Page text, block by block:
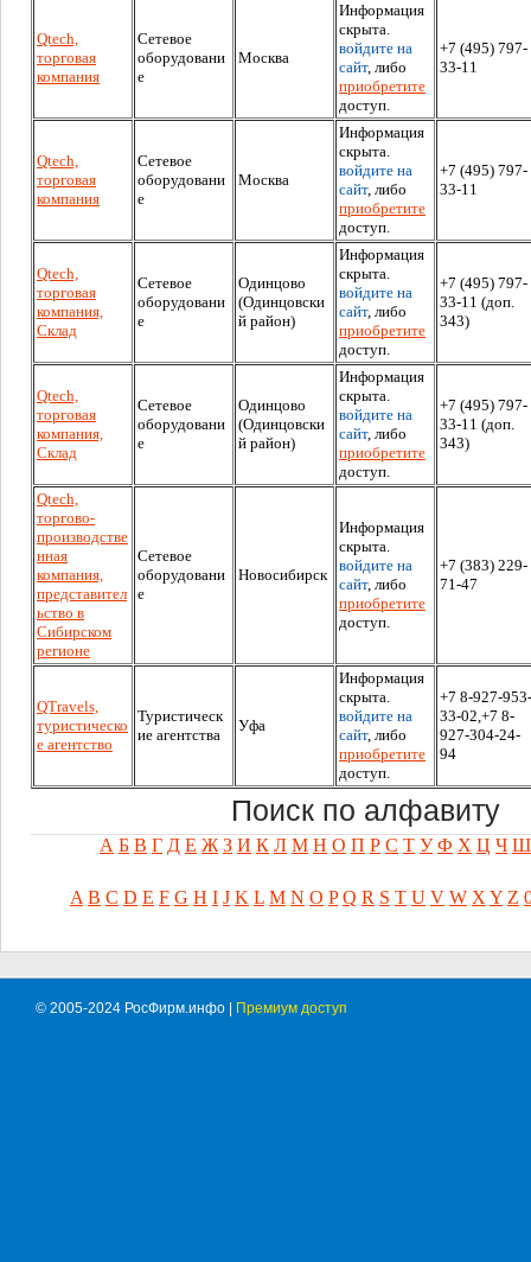
Qtech,
торговая
компания
Сетевое
оборудовани
е
Москва
Информация
скрыта.
войдите на
сайт, либо
приобретите
доступ.
+7 (495) 797-
33-11
Qtech,
торговая
компания
Сетевое
оборудовани
е
Москва
Информация
скрыта.
войдите на
сайт, либо
приобретите
доступ.
+7 (495) 797-
33-11
Qtech,
торговая
компания,
Склад
Сетевое
оборудовани
е
Одинцово
(Одинцовски
й район)
Информация
скрыта.
войдите на
сайт, либо
приобретите
доступ.
+7 (495) 797-
33-11 (доп.
343)
Qtech,
торговая
компания,
Склад
Сетевое
оборудовани
е
Одинцово
(Одинцовски
й район)
Информация
скрыта.
войдите на
сайт, либо
приобретите
доступ.
+7 (495) 797-
33-11 (доп.
343)
Qtech,
торгово-
производстве
нная
компания,
представител
ьство в
Сибирском
регионе
Сетевое
оборудовани
е
Новосибирск
Информация
скрыта.
войдите на
сайт, либо
приобретите
доступ.
+7 (383) 229-
71-47
QTravels,
туристическо
е агентство
Туристическ
ие агентства
Уфа
Информация
скрыта.
войдите на
сайт, либо
приобретите
доступ.
+7 8-927-953-
33-02,+7 8-
927-304-24-
94
Поиск по алфавиту
А Б В Г Д Е Ж З И К Л М Н О П Р С Т У Ф Х Ц Ч Ш
A B C D E F G H I J K L M N O P Q R S T U V W X Y Z
© 2005-2024 РосФирм.инфо | Премиум доступ